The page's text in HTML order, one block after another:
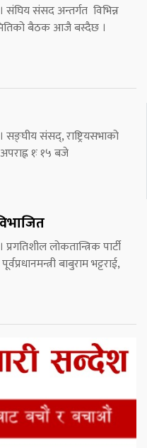
संघिय संसद अन्तर्गत विभिन्न
बैठक आजै बस्दैछ ।
सङ्घीय संसद्, राष्ट्रियसभाको
१ः १५ बजे
लोकतान्त्रिक पार्टी
बाबुराम भट्टराई,